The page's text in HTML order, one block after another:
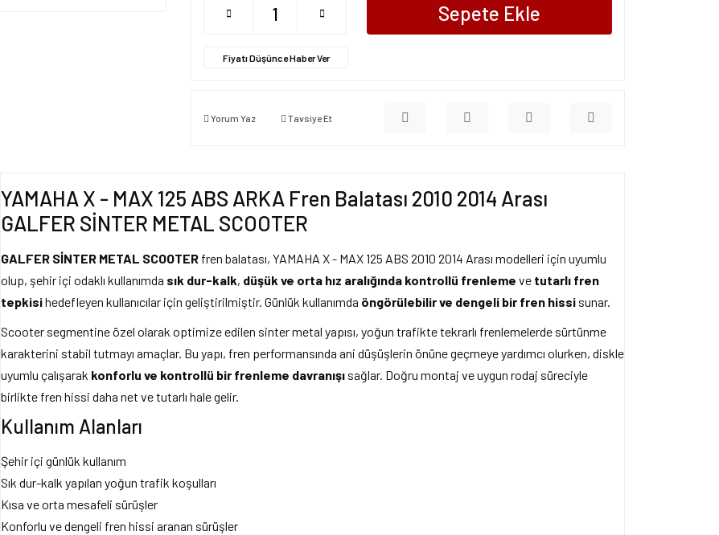
Sepete Ekle
Fiyatı Düşünce Haber Ver
Yorum Yaz Tavsiye Et
YAMAHA X - MAX 125 ABS ARKA Fren Balatası 2010 2014 Arası
GALFER SİNTER METAL SCOOTER
GALFER SİNTER METAL SCOOTER fren balatası, YAMAHA X - MAX 125 ABS 2010 2014 Arası modelleri için uyumlu
olup, şehir içi odaklı kullanımda sık dur-kalk, düşük ve orta hız aralığında kontrollü frenleme ve tutarlı fren
tepkisihedefleyen kullanıcılar için geliştirilmiştir. Günlük kullanımda öngörülebilir ve dengeli bir fren hissi sunar.
Scooter segmentine özel olarak optimize edilen sinter metal yapısı, yoğun trafikte tekrarlı frenlemelerde sürtünme
karakterini stabil tutmayı amaçlar. Bu yapı, fren performansında ani düşüşlerin önüne geçmeye yardımcı olurken, diskle
uyumlu çalışarak konforlu ve kontrollü bir frenleme davranışı sağlar. Doğru montaj ve uygun rodaj süreciyle
birlikte fren hissi daha net ve tutarlı hale gelir.
Kullanım Alanları
Şehir içi günlük kullanım
Sık dur-kalk yapılan yoğun trafik koşulları
Kısa ve orta mesafeli sürüşler
Konforlu ve dengeli fren hissi aranan sürüşler